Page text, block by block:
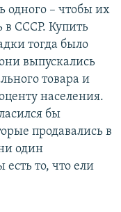
одного – чтобы их
в СССР. Купить
тогда было
выпускались
товара и
населения.
бы
продавались в
один
то, что ели